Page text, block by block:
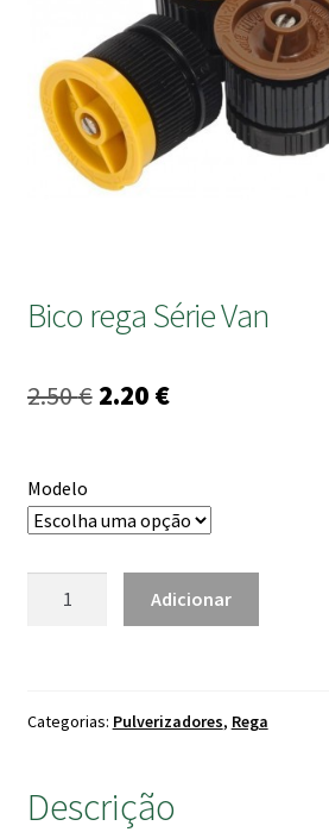
Bico rega Série Van
2.50€ O
era:
2.50 €.
2.20 €O
é:
2.20 €.
Modelo
Van
Adicionar
Categorias: Pulverizadores, Rega
Descrição